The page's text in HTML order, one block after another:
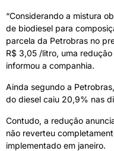
“Considerando a mistura
de biodiesel para
parcela da Petrobras no
R$ 3,05 /litro, uma
informou a companhia.
Ainda segundo a
do diesel caiu 20,9% nas
Contudo, a redução
não reverteu
implementado em janeiro.